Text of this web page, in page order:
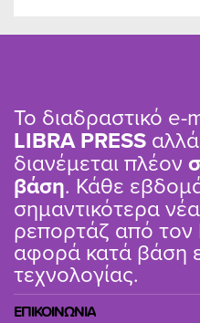
Το διαδραστικό e-
LIBRA PRESS
διανέμεται πλέον
βάση. Κάθε
σημαντικότερα
ρεπορτάζ από
αφορά κατά βάση
τεχνολογίας.
ΕΠΙΚΟΙΝΩΝΙΑ